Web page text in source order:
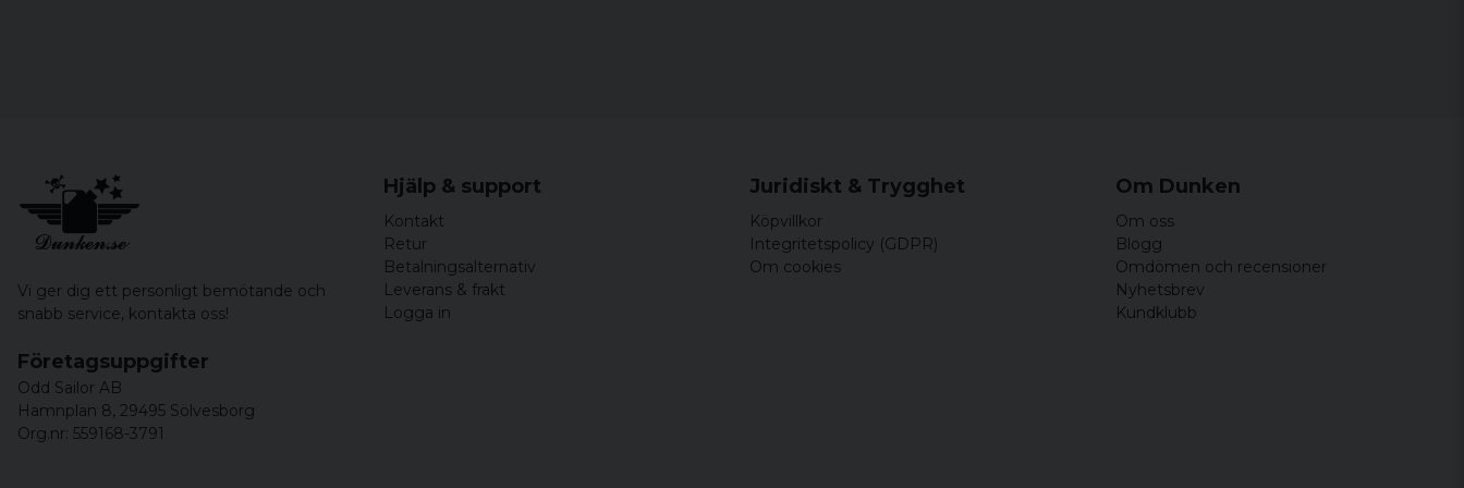
Vi ger dig ett personligt bemötande och
snabb service, kontakta oss!
Hjälp & support
Kontakt
Retur
Betalningsalternativ
Leverans & frakt
Logga in
Juridiskt & Trygghet
Köpvillkor
Integritetspolicy (GDPR)
Om cookies
Om Dunken
Om oss
Blogg
Omdömen och recensioner
Nyhetsbrev
Kundklubb
Företagsuppgifter
Odd Sailor AB
Hamnplan 8, 29495 Sölvesborg
Org.nr: 559168-3791